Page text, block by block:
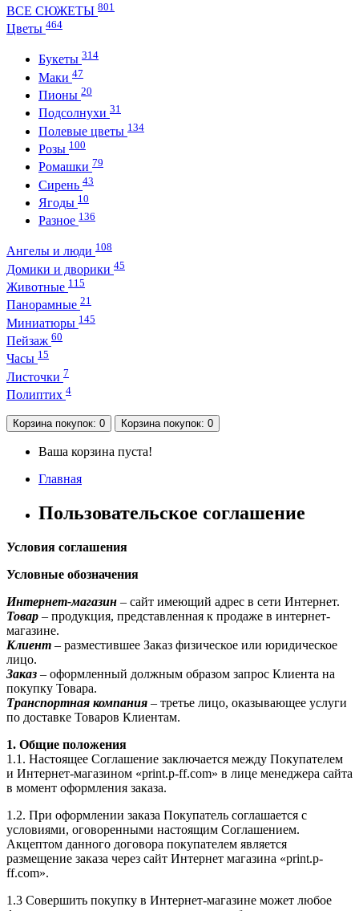
ВСЕ СЮЖЕТЫ 801
Цветы 464
Букеты 314
Маки 47
Пионы 20
Подсолнухи 31
Полевые цветы 134
Розы 100
Ромашки 79
Сирень 43
Ягоды 10
Разное 136
Ангелы и люди 108
Домики и дворики 45
Животные 115
Панорамные 21
Миниатюры 145
Пейзаж 60
Часы 15
Листочки 7
Полиптих 4
Корзинапокупок: 0 Корзинапокупок: 0
Ваша корзина пуста!
Главная
Пользовательское соглашение
Условия соглашения
Условные обозначения
Интернет-магазин – сайт имеющий адрес в сети Интернет.
Товар – продукция, представленная к продаже в интернет-
магазине.
Клиент – разместившее Заказ физическое или юридическое
лицо.
Заказ – оформленный должным образом запрос Клиента на
покупку Товара.
Транспортная компания – третье лицо, оказывающее услуги
по доставке Товаров Клиентам.
1. Общие положения
1.1. Настоящее Соглашение заключается между Покупателем
и Интернет-магазином «print.p-ff.com» в лице менеджера сайта
в момент оформления заказа.
1.2. При оформлении заказа Покупатель соглашается с
условиями, оговоренными настоящим Соглашением.
Акцептом данного договора покупателем является
размещение заказа через сайт Интернет магазина «print.p-
ff.com».
1.3 Совершить покупку в Интернет-магазине может любое